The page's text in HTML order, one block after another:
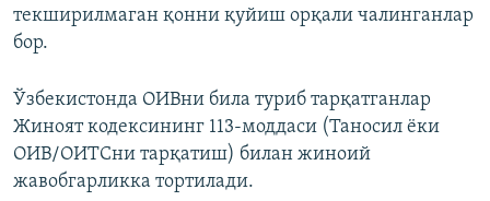
текширилмаган қонни қуйиш орқали чалинганлар
бор.
Ўзбекистонда ОИВни била туриб тарқатганлар
Жиноят кодексининг 113-моддаси (Таносил ёки
ОИВ/ОИТСни тарқатиш) билан жиноий
жавобгарликка тортилади.